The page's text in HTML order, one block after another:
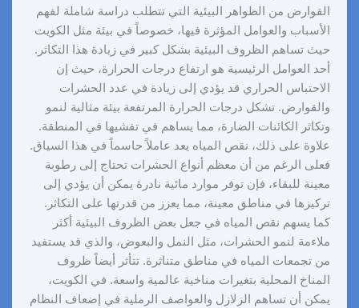
القوارض من الظواهر البيئية التي تتطلب دراسة شاملة لفهم
الأسباب والعوامل المؤثرة فيها، خصوصاً في بيئة مثل الكويت
حيث تساهم الظروف البيئية بشكل كبير في زيادة هذا التكاثر.
أحد العوامل الرئيسية هو ارتفاع درجات الحرارة، حيث إن
الاحتباس الحراري قد يؤدي إلى زيادة في عدد الحشرات
والقوارض. تشكل درجات الحرارة المرتفعة بيئة مثالية لنمو
وتكاثر الكائنات الضارة، مما يساهم في تفشيها في المنطقة.
علاوة على ذلك، نقص المياه يعد عاملاً حاسماً في هذا السياق.
فعلى الرغم من أن معظم أنواع الحشرات تحتاج إلى رطوبة
معينة للبقاء، فإن توفر موارد مائية نادرة يمكن أن يؤدي إلى
تركيزها في مناطق معينة، مما يعزز من قدرتها على التكاثر.
كما يسهم نقص المياه في جعل بعض الظروف البيئية أكثر
ملاءمة لنمو الحشرات، مثل النمل والبعوض، والذي قد يستفيد
من تجمعات المياه في مناطق متناثرة. تتأثر أيضاً ظروف
المناخ المحلية بتغيرات مناخية عالمية واسعة. في الكويت،
يمكن أن تساهم الزلازل والعواصف الرملية في إضعاف النظام